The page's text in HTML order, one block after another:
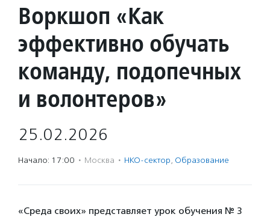
Воркшоп «Как
эффективно обучать
команду, подопечных
и волонтеров»
25.02.2026
Начало: 17:00 · Москва · НКО-сектор, Образование
«Среда своих» представляет урок обучения № 3